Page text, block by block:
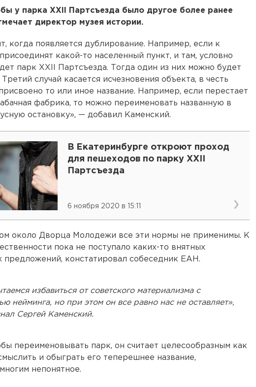
у парка XXII Партсъезда было другое более ранее
директор музея истории.
когда появляется дублирование. Например, если к
какой-то населенный пункт, и там, условно
парк XXII Партсъезда. Тогда один из них можно будет
случай касается исчезновения объекта, в честь
то или иное название. Например, если перестает
фабрика, то можно переименовать названную в
остановку», — добавил Каменский.
В Екатеринбурге откроют проход
для пешеходов по парку XXII
Партсъезда
6 ноября 2020 в 15:11
около Дворца Молодежи все эти нормы не применимы. К
пока не поступало каких-то внятных
предложений, констатировал собеседник ЕАН.
избавиться от советского материализма с
нейминга, но при этом он все равно нас не оставляет»,
Сергей Каменский.
переименовывать парк, он считает целесообразным как
и обыграть его теперешнее название,
непонятное.